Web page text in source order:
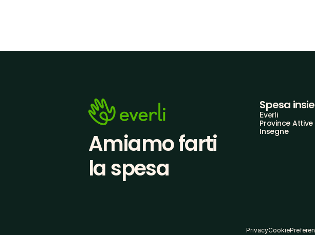
Amiamo farti
la spesa
Spesa
Everli
Province Attive
Insegne
PrivacyCookie